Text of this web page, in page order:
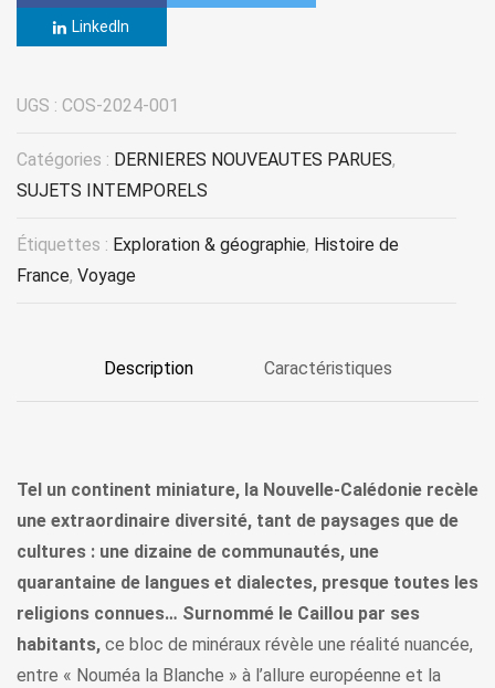
LinkedIn
UGS : COS-2024-001
Catégories : DERNIERES NOUVEAUTES PARUES,
SUJETS INTEMPORELS
Étiquettes : Exploration & géographie, Histoire de
France, Voyage
Description Caractéristiques
Tel un continent miniature, la Nouvelle-Calédonie recèle
une extraordinaire diversité, tant de paysages que de
cultures : une dizaine de communautés, une
quarantaine de langues et dialectes, presque toutes les
religions connues… Surnommé le Caillou par ses
habitants, ce bloc de minéraux révèle une réalité nuancée,
entre « Nouméa la Blanche » à l’allure européenne et la